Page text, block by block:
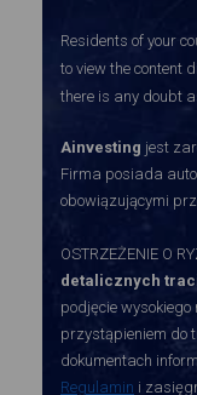
Residents of your
to view the content
there is any doubt
Ainvesting jest
Firma posiada
obowiązującymi
OSTRZEŻENIE O
detalicznych
podjęcie
przystąpieniem do
dokumentach
Regulamin i